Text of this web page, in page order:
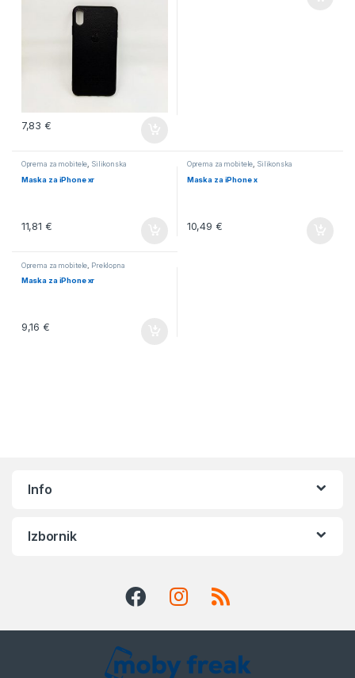
7,83 €
Oprema za mobitele, Silikonska
Maska za iPhone xr
11,81 €
Oprema za mobitele, Silikonska
Maska za iPhone x
10,49 €
Oprema za mobitele Preklopna
Maska za iPhone xr
9,16 €
Info
Izbornik